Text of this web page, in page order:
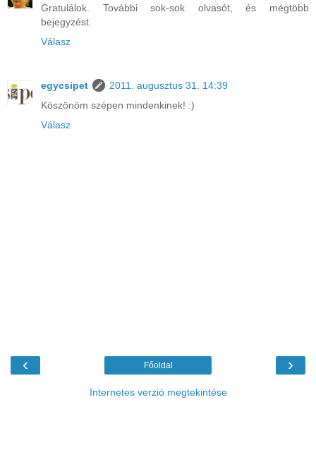
Gratulálok. További sok-sok olvasót, és mégtöbb
bejegyzést.
Válasz
egycsipet
2011. augusztus 31. 14:39
Köszönöm szépen mindenkinek! :)
Válasz
‹ ›
Főoldal
Internetes verzió megtekintése